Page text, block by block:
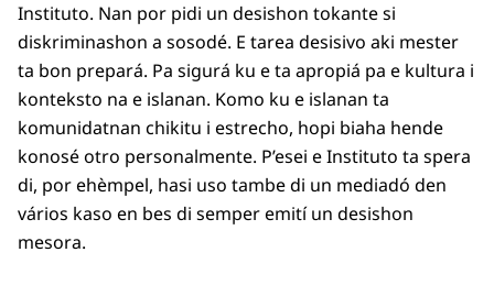
Instituto. Nan por pidi un desishon tokante si
diskriminashon a sosodé. E tarea desisivo aki mester
ta bon prepará. Pa sigurá ku e ta apropiá pa e kultura i
konteksto na e islanan. Komo ku e islanan ta
komunidatnan chikitu i estrecho, hopi biaha hende
konosé otro personalmente. P’esei e Instituto ta spera
di, por ehèmpel, hasi uso tambe di un mediadó den
vários kaso en bes di semper emití un desishon
mesora.